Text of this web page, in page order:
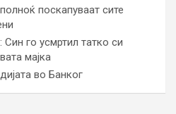
поскапуваат сите
го усмртил татко си
мајка
во Банког